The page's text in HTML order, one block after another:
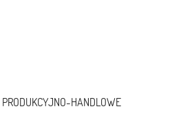
HANDLOWE